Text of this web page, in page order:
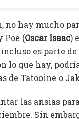
no hay mucho
Poe (Oscar Isaac)
es parte
lo que hay,
de Tatooine o
las ansias
Sin